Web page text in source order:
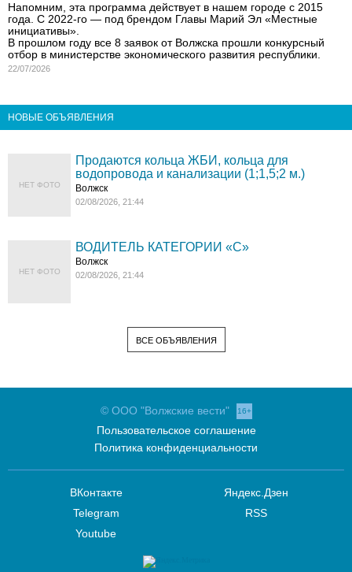
Напомним, эта программа действует в нашем городе с 2015
года. С 2022-го — под брендом Главы Марий Эл «Местные
инициативы».
В прошлом году все 8 заявок от Волжска прошли конкурсный
отбор в министерстве экономического развития республики.
22/07/2026
НОВЫЕ ОБЪЯВЛЕНИЯ
НЕТ ФОТО
Продаются кольца ЖБИ, кольца для
водопровода и канализации (1;1,5;2 м.)
Волжск
02/08/2026, 21:44
НЕТ ФОТО
ВОДИТЕЛЬ КАТЕГОРИИ «C»
Волжск
02/08/2026, 21:44
ВСЕ ОБЪЯВЛЕНИЯ
© ООО "Волжские вести" 16+
Пользовательское соглашение
Политика конфиденциальности
ВКонтакте
Telegram
Youtube
Яндекс.Дзен
RSS